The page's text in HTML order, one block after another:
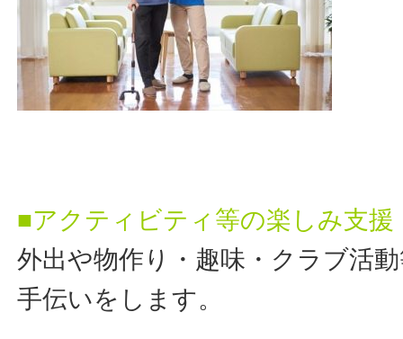
■アクティビティ等の楽しみ支援
外出や物作り・趣味・クラブ活
手伝いをします。